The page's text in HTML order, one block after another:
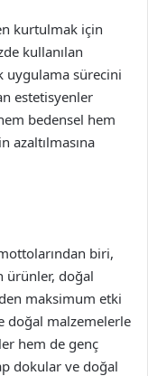
kurtulmak için
kullanılan
uygulama sürecini
estetisyenler
bedensel hem
azaltılmasına
biri,
ürünler, doğal
maksimum etki
doğal malzemelerle
hem de genç
dokular ve doğal